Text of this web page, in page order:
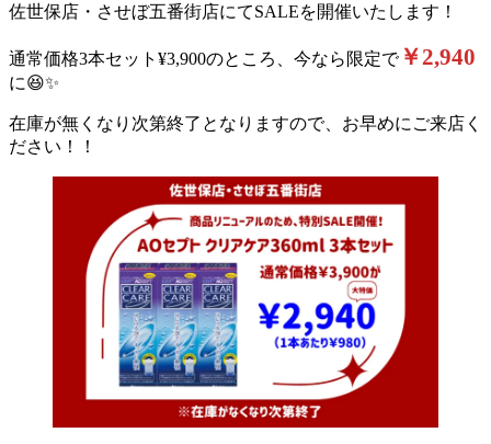
佐世保店・させぼ五番街店にてSALEを開催いたします！
通常価格3本セット¥3,900のところ、今なら限定で ￥2,940
に😆✨
在庫が無くなり次第終了となりますので、お早めにご来店く
ださい！！